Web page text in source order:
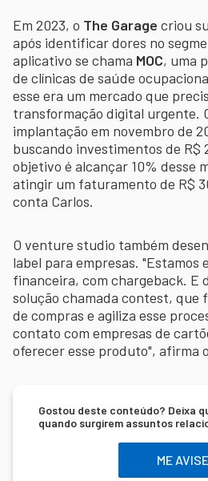
Em 2023, o The Garage criou
após identificar dores no
aplicativo se chama MOC, uma
de clínicas de saúde
esse era um mercado que
transformação digital urgente.
implantação em novembro de
buscando investimentos de R$
objetivo é alcançar 10% desse
atingir um faturamento de R$
conta Carlos.
O venture studio também
label para empresas. "Estamos
financeira, com chargeback. E
solução chamada contest, que
de compras e agiliza esse
contato com empresas de
oferecer esse produto", afirma
Gostou deste conteúdo? Deixa
quando surgirem assuntos
ME AVISE